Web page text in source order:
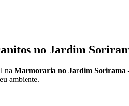
no Jardim
na Marmoraria no Jardim Sorirama
ambiente.